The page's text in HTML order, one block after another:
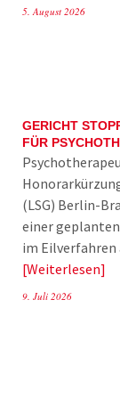
5. August 2026
GERICHT
FÜR
(LSG) Berlin-
einer
im
Weiterlesen
9. Juli 2026